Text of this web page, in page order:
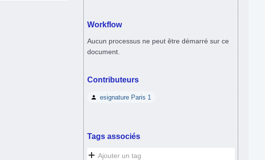
Workflow
Aucun processus ne peut être démarré sur ce
document.
Contributeurs
esignature Paris 1
Tags associés